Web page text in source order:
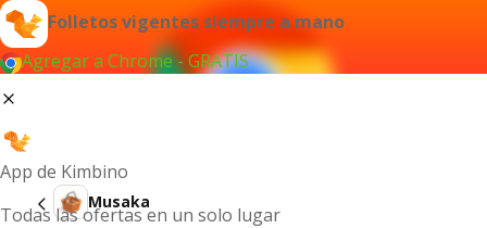
Folletos vigentes siempre a mano
Agregar a Chrome - GRATIS
App de Kimbino
Todas las ofertas en un solo lugar
Musaka